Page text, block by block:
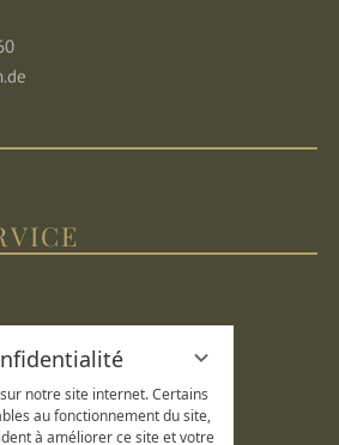
notre site internet. Certains
au fonctionnement du site,
à améliorer ce site et votre